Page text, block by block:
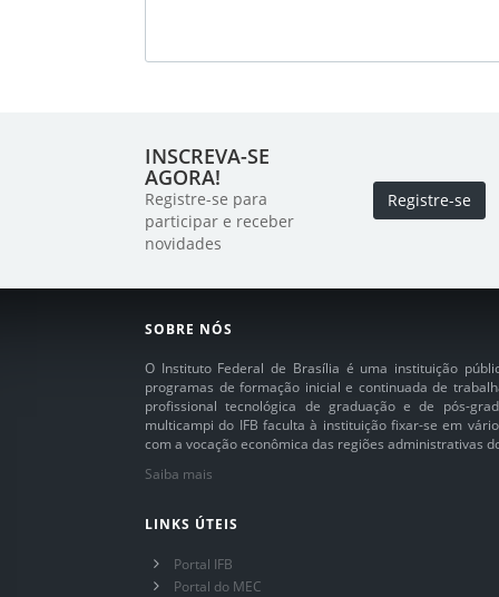
INSCREVA-SE
AGORA!
Registre-se para
participar e receber
novidades
Registre-se
SOBRE NÓS
O Instituto Federal de Brasília é uma instituição
programas de formação inicial e continuada de
profissional tecnológica de graduação e de pós-
multicampi do IFB faculta à instituição fixar-se em
com a vocação econômica das regiões administrativas
Saiba mais
LINKS ÚTEIS
Portal IFB
Portal do MEC